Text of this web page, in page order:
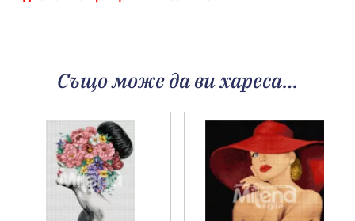
Също може да ви хареса…